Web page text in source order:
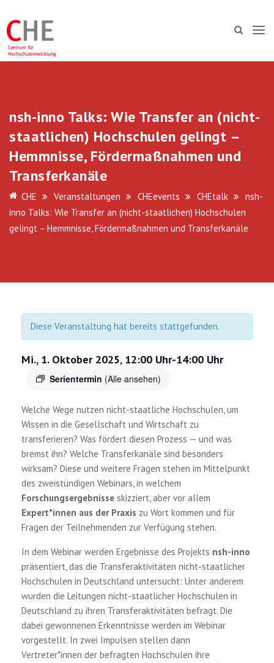
nsh-inno Talks: Wie Transfer an (nicht-
staatlichen) Hochschulen gelingt –
Hemmnisse, Fördermaßnahmen und
Transferkanäle
CHE Veranstaltungen CHEevents CHEtalk
nsh-
inno Talks: Wie Transfer an (nicht-staatlichen) Hochschulen
gelingt – Hemmnisse, Fördermaßnahmen und Transferkanäle
Diese Veranstaltung hat bereits stattgefunden.
Mi., 1. Oktober 2025, 12:00 Uhr-14:00 Uhr
Serientermin (Alle ansehen)
Welche Wege nutzen nicht-staatliche Hochschulen, um
Wissen in die Gesellschaft und Wirtschaft zu
transferieren? Was fördert diesen Prozess — und was
bremst ihn? Welche Transferkanäle sind besonders
wirksam? Diese und weitere Fragen stehen im Mittelpunkt
des zweistündigen Webinars, in welchem
Forschungsergebnisse skizziert, aber vor allem
Expert*innen aus der Praxis zu Wort kommen und für
Fragen der Teilnehmenden zur Verfügung stehen.
In dem Webinar werden Ergebnisse des Projekts nsh-inno
präsentiert, das die Transferaktivitäten nicht-staatlicher
Hochschulen in Deutschland untersucht: Unter anderem
wurden die Leitungen nicht-staatlicher Hochschulen in
Deutschland zu ihren Transferaktivitäten befragt. Die
dabei gewonnenen Erkenntnisse werden im Webinar
vorgestellt. In zwei Impulsen stellen dann
Vertreter*innen der befragten Hochschulen ihre